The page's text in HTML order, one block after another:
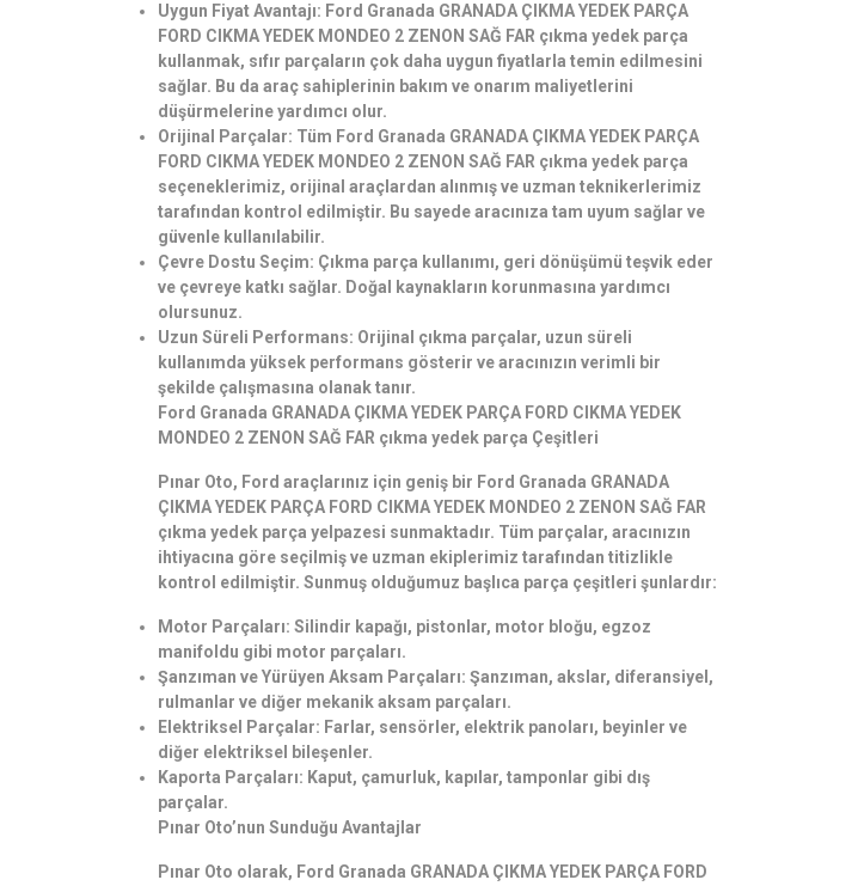
Uygun Fiyat Avantajı: Ford Granada GRANADA ÇIKMA YEDEK PARÇA
FORD CIKMA YEDEK MONDEO 2 ZENON SAĞ FAR çıkma yedek parça
kullanmak, sıfır parçaların çok daha uygun fiyatlarla temin edilmesini
sağlar. Bu da araç sahiplerinin bakım ve onarım maliyetlerini
düşürmelerine yardımcı olur.
Orijinal Parçalar: Tüm Ford Granada GRANADA ÇIKMA YEDEK PARÇA
FORD CIKMA YEDEK MONDEO 2 ZENON SAĞ FAR çıkma yedek parça
seçeneklerimiz, orijinal araçlardan alınmış ve uzman teknikerlerimiz
tarafından kontrol edilmiştir. Bu sayede aracınıza tam uyum sağlar ve
güvenle kullanılabilir.
Çevre Dostu Seçim: Çıkma parça kullanımı, geri dönüşümü teşvik eder
ve çevreye katkı sağlar. Doğal kaynakların korunmasına yardımcı
olursunuz.
Uzun Süreli Performans: Orijinal çıkma parçalar, uzun süreli
kullanımda yüksek performans gösterir ve aracınızın verimli bir
şekilde çalışmasına olanak tanır.
Ford Granada GRANADA ÇIKMA YEDEK PARÇA FORD CIKMA YEDEK
MONDEO 2 ZENON SAĞ FAR çıkma yedek parça Çeşitleri
Pınar Oto, Ford araçlarınız için geniş bir Ford Granada GRANADA
ÇIKMA YEDEK PARÇA FORD CIKMA YEDEK MONDEO 2 ZENON SAĞ FAR
çıkma yedek parça yelpazesi sunmaktadır. Tüm parçalar, aracınızın
ihtiyacına göre seçilmiş ve uzman ekiplerimiz tarafından titizlikle
kontrol edilmiştir. Sunmuş olduğumuz başlıca parça çeşitleri şunlardır:
Motor Parçaları: Silindir kapağı, pistonlar, motor bloğu, egzoz
manifoldu gibi motor parçaları.
Şanzıman ve Yürüyen Aksam Parçaları: Şanzıman, akslar, diferansiyel,
rulmanlar ve diğer mekanik aksam parçaları.
Elektriksel Parçalar: Farlar, sensörler, elektrik panoları, beyinler ve
diğer elektriksel bileşenler.
Kaporta Parçaları: Kaput, çamurluk, kapılar, tamponlar gibi dış
parçalar.
Pınar Oto’nun Sunduğu Avantajlar
Pınar Oto olarak, Ford Granada GRANADA ÇIKMA YEDEK PARÇA FORD